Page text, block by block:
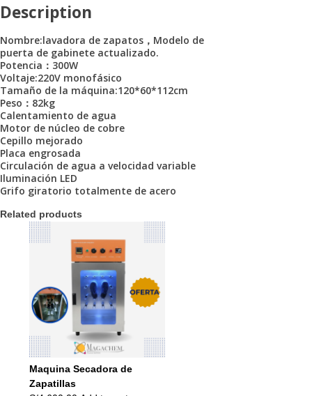
Description
Nombre:lavadora de zapatos，Modelo de
puerta de gabinete actualizado.
Potencia：300W
Voltaje:220V monofásico
Tamaño de la máquina:120*60*112cm
Peso：82kg
Calentamiento de agua
Motor de núcleo de cobre
Cepillo mejorado
Placa engrosada
Circulación de agua a velocidad variable
Iluminación LED
Grifo giratorio totalmente de acero
Related products
Maquina Secadora de
Zapatillas